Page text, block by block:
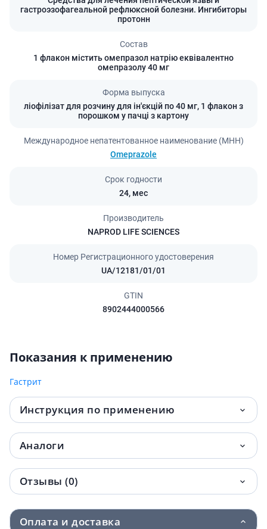
гастроэзофагеальной рефлюксной болезни. Ингибиторы
протонн
Состав
1 флакон містить омепразол натрію еквівалентно
омепразолу 40 мг
Форма выпуска
ліофілізат для розчину для ін'єкцій по 40 мг, 1 флакон з
порошком у пачці з картону
Международное непатентованное наименование (МНН)
Omeprazole
Срок годности
24, мес
Производитель
NAPROD LIFE SCIENCES
Номер Регистрационного удостоверения
UA/12181/01/01
GTIN
8902444000566
Показания к применению
Гастрит
Инструкция по применению
Аналоги
Отзывы (0)
Оплата и доставка